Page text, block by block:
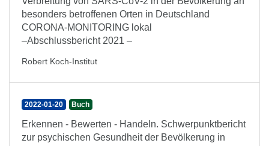
besonders betroffenen Orten in Deutschland
CORONA-MONITORING lokal
–Abschlussbericht 2021 –
Robert Koch-Institut
2022-01-20 Buch
Erkennen - Bewerten - Handeln. Schwerpunktbericht
zur psychischen Gesundheit der Bevölkerung in